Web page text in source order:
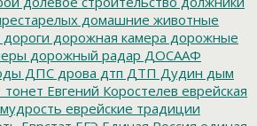
домашние животные
дороги дорожная камера дорожные
дорожный радар ДОСААФ
ДПС дрова дтп ДТП Дудин дым
Евгений Коростелев еврейская
еврейские традиции